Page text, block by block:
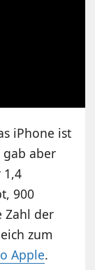
iPhone ist
aber
1,4
900
Zahl der
zum
Apple.